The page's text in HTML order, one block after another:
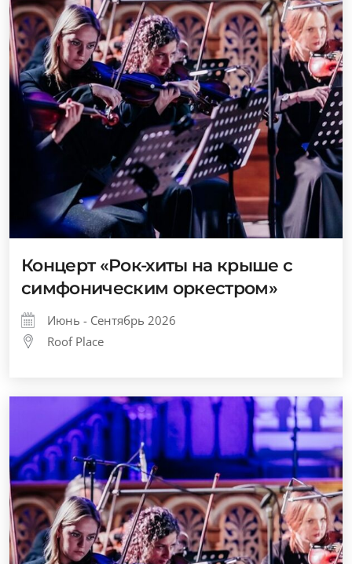
Концерт «Рок-хиты на крыше с
симфоническим оркестром»
Июнь - Сентябрь 2026
Roof Place